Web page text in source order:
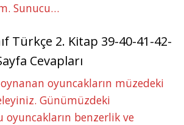
Sunucu…
Türkçe 2. Kitap 39-40-41-42-
Cevapları
oyuncakların müzedeki
Günümüzdeki
oyuncakların benzerlik ve